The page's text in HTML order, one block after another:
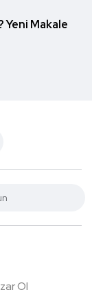
Yeni Makale
Ol